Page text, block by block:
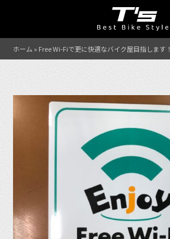
ホーム » Free Wi-Fiで更に快適なバイク屋目指します！